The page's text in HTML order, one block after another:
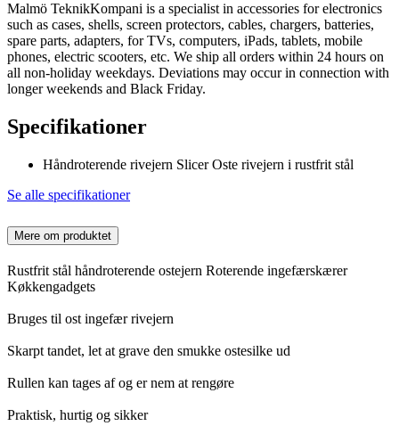
Malmö TeknikKompani is a specialist in accessories for electronics
such as cases, shells, screen protectors, cables, chargers, batteries,
spare parts, adapters, for TVs, computers, iPads, tablets, mobile
phones, electric scooters, etc. We ship all orders within 24 hours on
all non-holiday weekdays. Deviations may occur in connection with
longer weekends and Black Friday.
Specifikationer
Håndroterende rivejern Slicer Oste rivejern i rustfrit stål
Se alle specifikationer
Mere om produktet
Rustfrit stål håndroterende ostejern Roterende ingefærskærer
Køkkengadgets
Bruges til ost ingefær rivejern
Skarpt tandet, let at grave den smukke ostesilke ud
Rullen kan tages af og er nem at rengøre
Praktisk, hurtig og sikker